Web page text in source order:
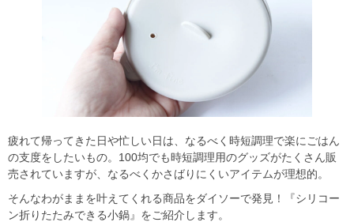
疲れて帰ってきた日や忙しい日は、なるべく時短調理で楽にごはん
の支度をしたいもの。100均でも時短調理用のグッズがたくさん販
売されていますが、なるべくかさばりにくいアイテムが理想的。
そんなわがままを叶えてくれる商品をダイソーで発見！『シリコー
ン折りたたみできる小鍋』をご紹介します。